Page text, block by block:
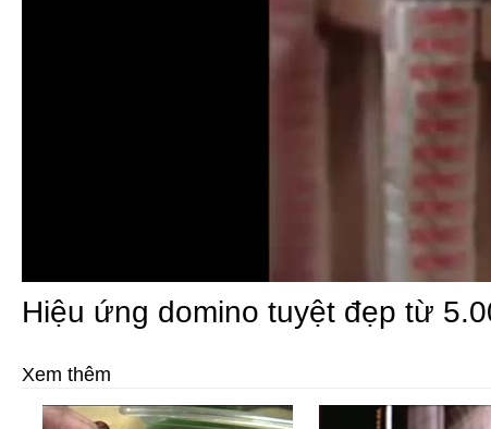
Hiệu ứng domino tuyệt đẹp từ
Xem thêm